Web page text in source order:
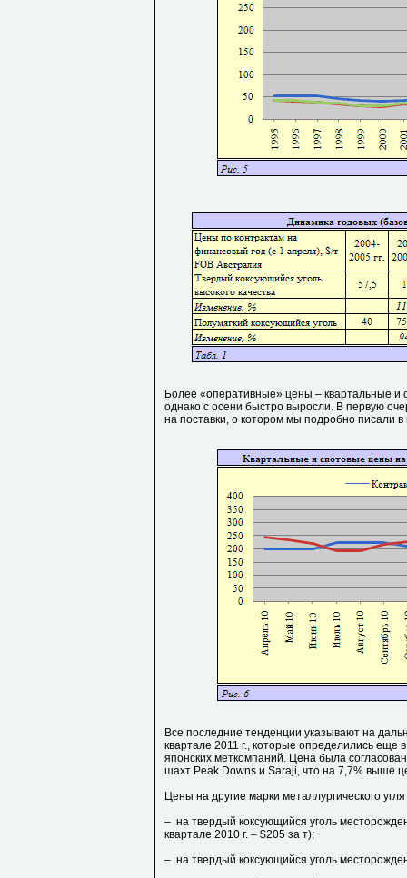
Более «оперативные» цены – квартальные и
однако с осени быстро выросли. В первую
на поставки, о котором мы подробно писали в
Все последние тенденции указывают на
квартале 2011 г., которые определились еще
японских меткомпаний. Цена была
шахт Peak Downs и Saraji, что на 7,7% выше
Цены на другие марки металлургического
– на твердый коксующийся уголь
квартале 2010 г. – $205 за т);
– на твердый коксующийся уголь